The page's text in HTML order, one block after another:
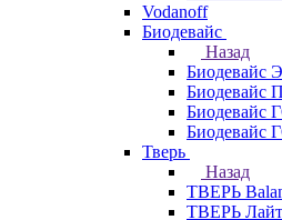
Vodanoff
Биодевайс
Назад
Биодевайс
Биодевайс
Биодевайс
Тверь
Назад
ТВЕРЬ
ТВЕРЬ Лайт